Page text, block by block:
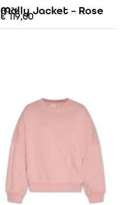
AO76
Molly Jacket – Rose
€119,00